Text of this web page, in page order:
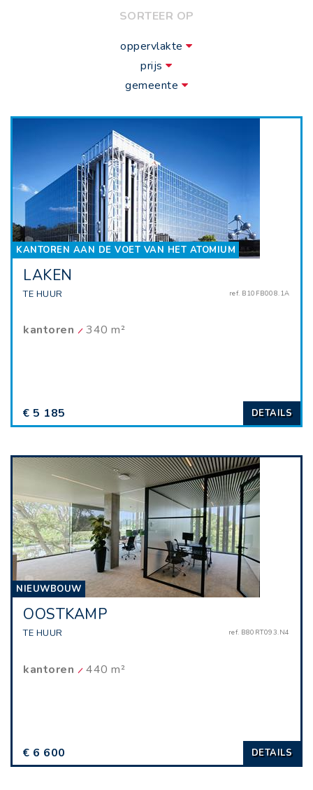
SORTEER OP
oppervlakte
prijs
gemeente
KANTOREN AAN DE VOET VAN HET ATOMIUM
LAKEN
TE HUUR ref. B10FB008.1A
kantoren 340 m²
€ 5 185 DETAILS
NIEUWBOUW
OOSTKAMP
TE HUUR ref. B80RT093.N4
kantoren 440 m²
€ 6 600 DETAILS